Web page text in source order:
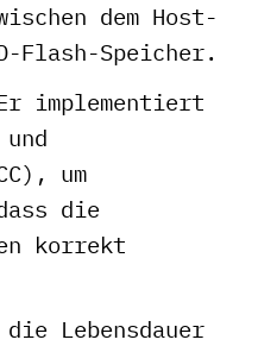
dem Host-
Flash-Speicher.
implementiert
um
die
korrekt
Lebensdauer